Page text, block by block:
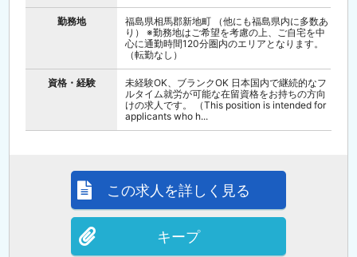
勤務地
福島県相馬郡新地町 （他にも福島県内に多数あ
り） ※勤務地はご希望を考慮の上、ご自宅を中
心に通勤時間120分圏内のエリアとなります。
（転勤なし）
資格・経験
未経験OK、ブランクOK 日本国内で継続的なフ
ルタイム就労が可能な在留資格をお持ちの方向
けの求人です。 （This position is intended for
applicants who h...
この求人を詳しく見る
キープ